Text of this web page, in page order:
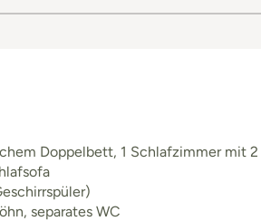
Doppelbett, 1 Schlafzimmer mit
separates WC